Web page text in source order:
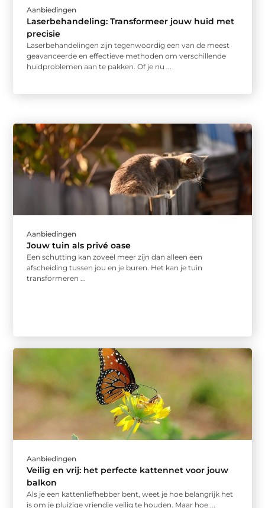
Aanbiedingen
Laserbehandeling: Transformeer jouw huid met
precisie
Laserbehandelingen zijn tegenwoordig een van de meest
geavanceerde en effectieve methoden om verschillende
huidproblemen aan te pakken. Of je nu ...
Aanbiedingen
Jouw tuin als privé oase
Een schutting kan zoveel meer zijn dan alleen een
afscheiding tussen jou en je buren. Het kan je tuin
transformeren ...
Aanbiedingen
Veilig en vrij: het perfecte kattennet voor jouw
balkon
Als je een kattenliefhebber bent, weet je hoe belangrijk het
is om je pluizige vriendje veilig te houden. Maar hoe ...